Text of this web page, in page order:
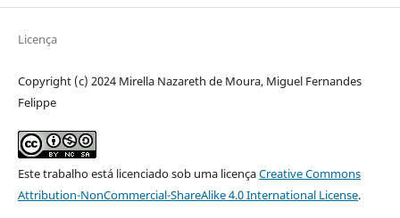
Licença
Copyright (c) 2024 Mirella Nazareth de Moura, Miguel Fernandes
Felippe
Este trabalho está licenciado sob uma licençaCreative Commons
Attribution-NonCommercial-ShareAlike 4.0 International License.